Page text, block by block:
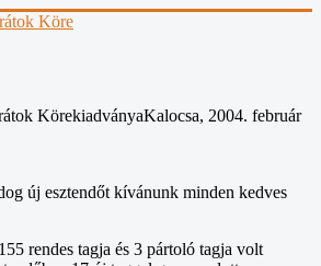
KörekiadványaKalocsa, 2004. február
új esztendőt kívánunk minden kedves
rendes tagja és 3 pártoló tagja volt